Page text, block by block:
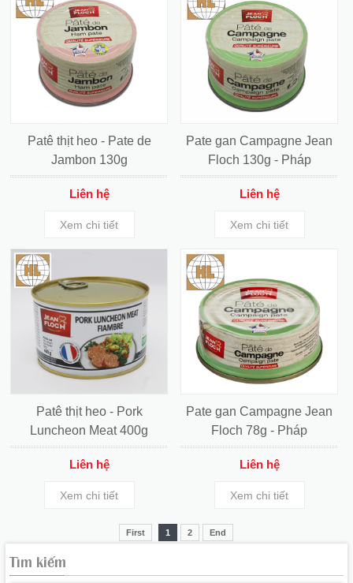
Patê thịt heo - Pate de
Jambon 130g
Liên hệ
Xem chi tiết
Pate gan Campagne Jean
Floch 130g - Pháp
Liên hệ
Xem chi tiết
Patê thịt heo - Pork
Luncheon Meat 400g
Liên hệ
Xem chi tiết
Pate gan Campagne Jean
Floch 78g - Pháp
Liên hệ
Xem chi tiết
First 1 2 End
Tìm kiếm
Hoàng Lan tham gia Hội chợ Xuân Đà
Tháng 9/2019: Gan ngỗng béo Mas Pares
khuyến mãi “sốc” đến 40%
Workshop của công ty Hoàng Lan: